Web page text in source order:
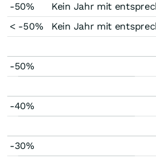
-50%
Kein Jahr mit
< -50%
Kein Jahr mit
-50%
-40%
-30%